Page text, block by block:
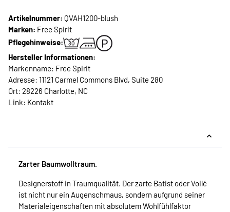
Artikelnummer: QVAH1200-blush
Marken: Free Spirit
Pflegehinweise:
Hersteller Informationen:
Markenname: Free Spirit
Adresse: 11121 Carmel Commons Blvd, Suite 280
Ort: 28226 Charlotte, NC
Link: Kontakt
Zarter Baumwolltraum.
Designerstoff in Traumqualität. Der zarte Batist oder Voilé
ist nicht nur ein Augenschmaus, sondern aufgrund seiner
Materialeigenschaften mit absolutem Wohlfühlfaktor